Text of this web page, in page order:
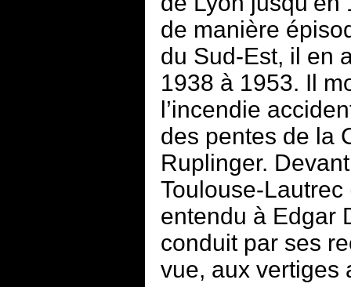
de manière
du Sud-Est, il en
1938 à 1953. Il
l’incendie
des pentes de la
Ruplinger.
Toulouse-
entendu à Edgar
conduit par ses
vue, aux vertiges